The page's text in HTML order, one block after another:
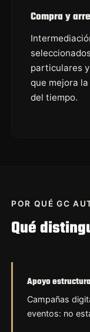
Compra y
particulares
que mejora
del tiempo.
POR QUÉ GC
Qué
Apoyo
Campañas
eventos: no